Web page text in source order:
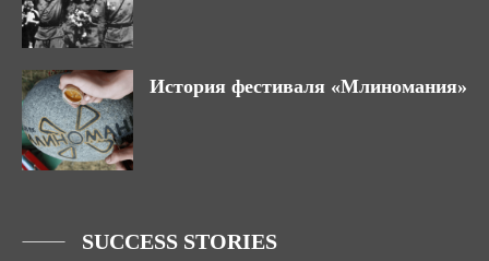
История фестиваля «Млиномания»
SUCCESS STORIES